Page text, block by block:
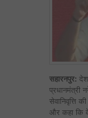
सहारनपुर:
प्रधानमंत्री
सेवानिवृत्ति
और कहा कि